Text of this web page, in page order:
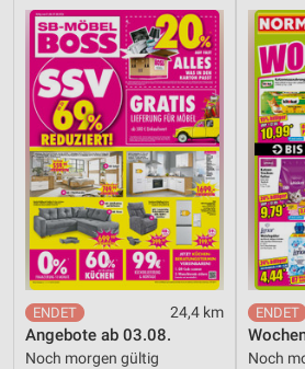
24,4 km
Angebote ab 03.08.
Noch morgen gültig Noch